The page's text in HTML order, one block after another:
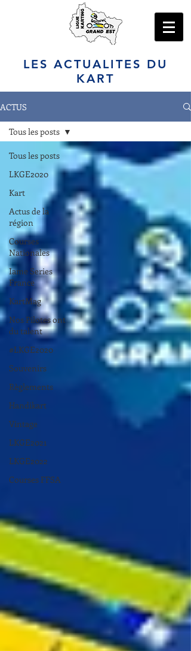
LES ACTUALITES DU
KART
ACTUS
Tous les posts
LKGE2020
Kart
Actus de la
région
Courses
Nationales
Iame Series
France
KartMag
Nos Pilotes ont
du talent
#LKGE2020
Souvenirs
Règlements
Handikart
Vintage
LKGE2021
LKGE2022
Courses FFSA
Tous les posts